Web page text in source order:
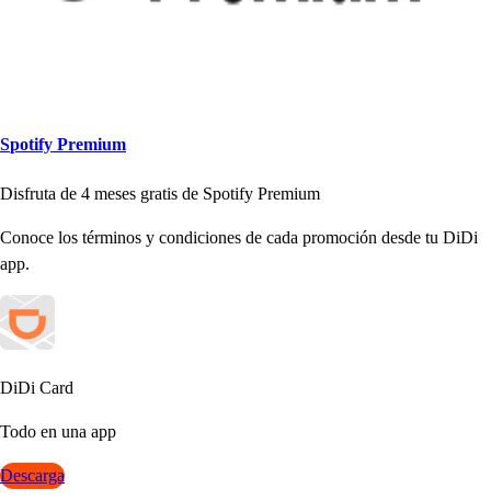
Spotify Premium
Disfruta de 4 meses gratis de Spotify Premium
Conoce los términos y condiciones de cada promoción desde tu DiDi
app.
DiDi Card
Todo en una app
Descarga